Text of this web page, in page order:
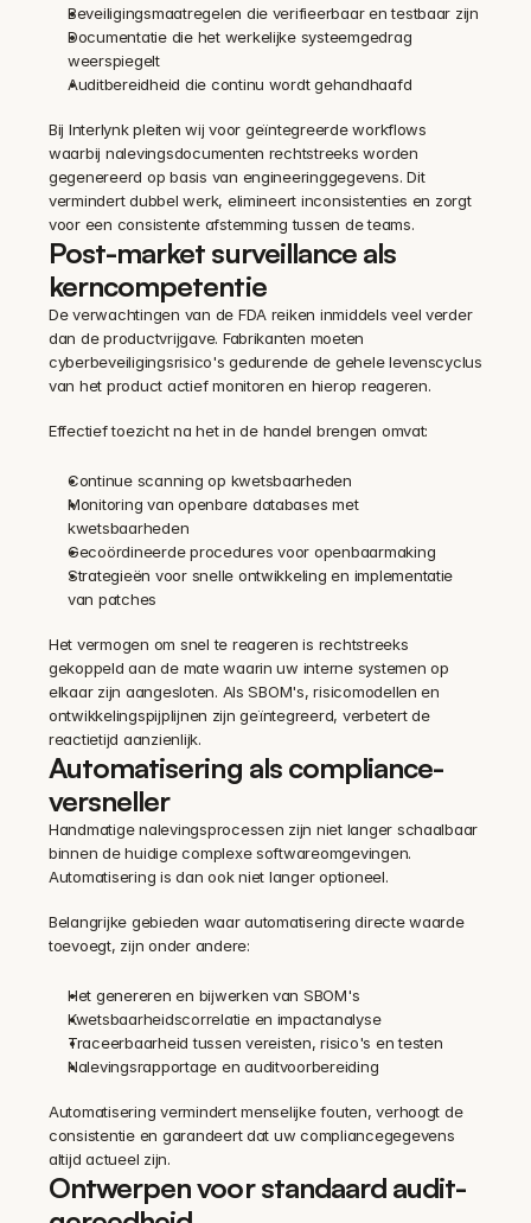
Beveiligingsmaatregelen die verifieerbaar en testbaar zijn
Documentatie die het werkelijke systeemgedrag
weerspiegelt
Auditbereidheid die continu wordt gehandhaafd
Bij Interlynk pleiten wij voor geïntegreerde workflows
waarbij nalevingsdocumenten rechtstreeks worden
gegenereerd op basis van engineeringgegevens. Dit
vermindert dubbel werk, elimineert inconsistenties en zorgt
voor een consistente afstemming tussen de teams.
Post-market surveillance als
kerncompetentie
De verwachtingen van de FDA reiken inmiddels veel verder
dan de productvrijgave. Fabrikanten moeten
cyberbeveiligingsrisico's gedurende de gehele levenscyclus
van het product actief monitoren en hierop reageren.
Effectief toezicht na het in de handel brengen omvat:
Continue scanning op kwetsbaarheden
Monitoring van openbare databases met
kwetsbaarheden
Gecoördineerde procedures voor openbaarmaking
Strategieën voor snelle ontwikkeling en implementatie
van patches
Het vermogen om snel te reageren is rechtstreeks
gekoppeld aan de mate waarin uw interne systemen op
elkaar zijn aangesloten. Als SBOM's, risicomodellen en
ontwikkelingspijplijnen zijn geïntegreerd, verbetert de
reactietijd aanzienlijk.
Automatisering als compliance-
versneller
Handmatige nalevingsprocessen zijn niet langer schaalbaar
binnen de huidige complexe softwareomgevingen.
Automatisering is dan ook niet langer optioneel.
Belangrijke gebieden waar automatisering directe waarde
toevoegt, zijn onder andere:
Het genereren en bijwerken van SBOM's
Kwetsbaarheidscorrelatie en impactanalyse
Traceerbaarheid tussen vereisten, risico's en testen
Nalevingsrapportage en auditvoorbereiding
Automatisering vermindert menselijke fouten, verhoogt de
consistentie en garandeert dat uw compliancegegevens
altijd actueel zijn.
Ontwerpen voor standaard audit-